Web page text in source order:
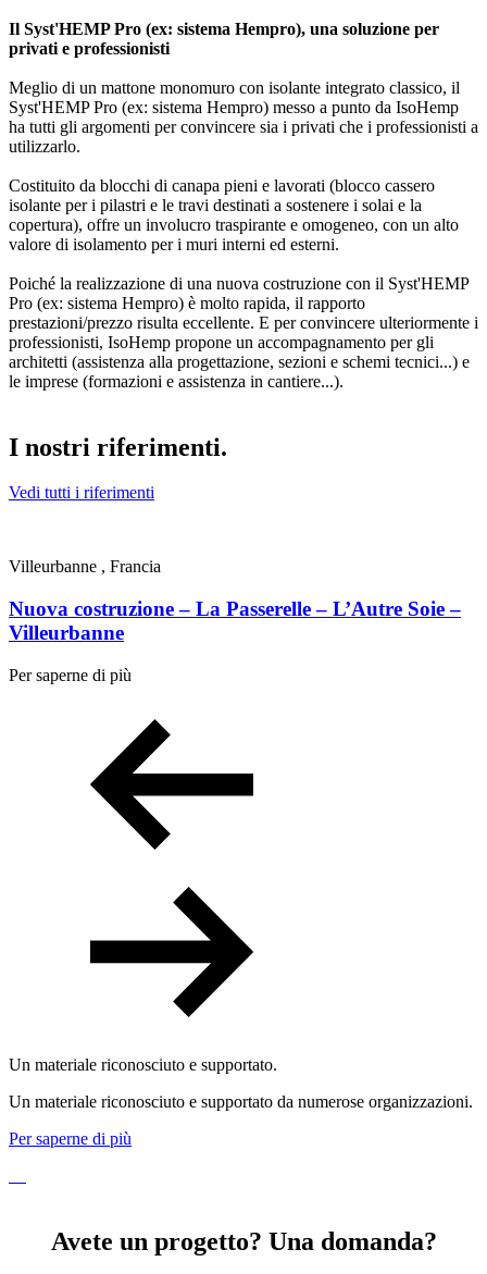
Il Syst'HEMP Pro (ex: sistema Hempro), una soluzione per
privati e professionisti
Meglio di un mattone monomuro con isolante integrato classico, il
Syst'HEMP Pro (ex: sistema Hempro) messo a punto da IsoHemp
ha tutti gli argomenti per convincere sia i privati che i professionisti a
utilizzarlo.
Costituito da blocchi di canapa pieni e lavorati (blocco cassero
isolante per i pilastri e le travi destinati a sostenere i solai e la
copertura), offre un involucro traspirante e omogeneo, con un alto
valore di isolamento per i muri interni ed esterni.
Poiché la realizzazione di una nuova costruzione con il Syst'HEMP
Pro (ex: sistema Hempro) è molto rapida, il rapporto
prestazioni/prezzo risulta eccellente. E per convincere ulteriormente i
professionisti, IsoHemp propone un accompagnamento per gli
architetti (assistenza alla progettazione, sezioni e schemi tecnici...) e
le imprese (formazioni e assistenza in cantiere...).
I nostri riferimenti.
Vedi tutti i riferimenti
Villeurbanne , Francia
Nuova costruzione – La Passerelle – L’Autre Soie –
Villeurbanne
Per saperne di più
Un materiale riconosciuto e supportato.
Un materiale riconosciuto e supportato da numerose organizzazioni.
Per saperne di più
Avete un progetto? Una domanda?